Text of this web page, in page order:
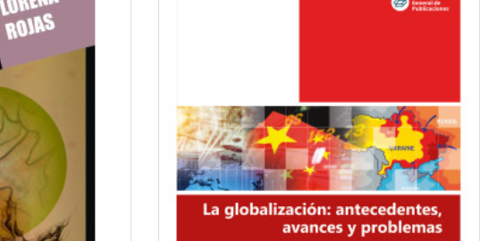
QUICKVIEW
WISHLIST
QUICKVIEW
WISHLIST